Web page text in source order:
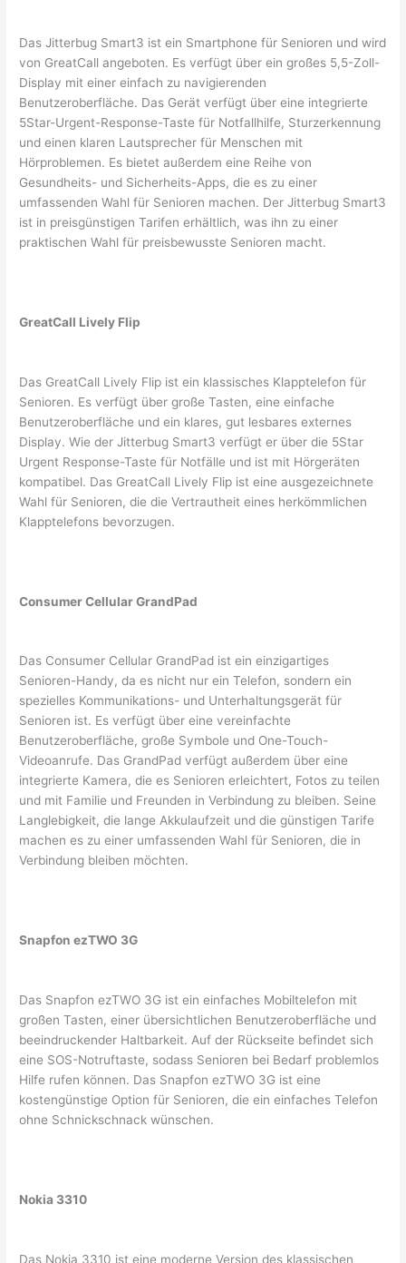
Das Jitterbug Smart3 ist ein Smartphone für Senioren und wird
von GreatCall angeboten. Es verfügt über ein großes 5,5-Zoll-
Display mit einer einfach zu navigierenden
Benutzeroberfläche. Das Gerät verfügt über eine integrierte
5Star-Urgent-Response-Taste für Notfallhilfe, Sturzerkennung
und einen klaren Lautsprecher für Menschen mit
Hörproblemen. Es bietet außerdem eine Reihe von
Gesundheits- und Sicherheits-Apps, die es zu einer
umfassenden Wahl für Senioren machen. Der Jitterbug Smart3
ist in preisgünstigen Tarifen erhältlich, was ihn zu einer
praktischen Wahl für preisbewusste Senioren macht.
GreatCall Lively Flip
Das GreatCall Lively Flip ist ein klassisches Klapptelefon für
Senioren. Es verfügt über große Tasten, eine einfache
Benutzeroberfläche und ein klares, gut lesbares externes
Display. Wie der Jitterbug Smart3 verfügt er über die 5Star
Urgent Response-Taste für Notfälle und ist mit Hörgeräten
kompatibel. Das GreatCall Lively Flip ist eine ausgezeichnete
Wahl für Senioren, die die Vertrautheit eines herkömmlichen
Klapptelefons bevorzugen.
Consumer Cellular GrandPad
Das Consumer Cellular GrandPad ist ein einzigartiges
Senioren-Handy, da es nicht nur ein Telefon, sondern ein
spezielles Kommunikations- und Unterhaltungsgerät für
Senioren ist. Es verfügt über eine vereinfachte
Benutzeroberfläche, große Symbole und One-Touch-
Videoanrufe. Das GrandPad verfügt außerdem über eine
integrierte Kamera, die es Senioren erleichtert, Fotos zu teilen
und mit Familie und Freunden in Verbindung zu bleiben. Seine
Langlebigkeit, die lange Akkulaufzeit und die günstigen Tarife
machen es zu einer umfassenden Wahl für Senioren, die in
Verbindung bleiben möchten.
Snapfon ezTWO 3G
Das Snapfon ezTWO 3G ist ein einfaches Mobiltelefon mit
großen Tasten, einer übersichtlichen Benutzeroberfläche und
beeindruckender Haltbarkeit. Auf der Rückseite befindet sich
eine SOS-Notruftaste, sodass Senioren bei Bedarf problemlos
Hilfe rufen können. Das Snapfon ezTWO 3G ist eine
kostengünstige Option für Senioren, die ein einfaches Telefon
ohne Schnickschnack wünschen.
Nokia 3310
Das Nokia 3310 ist eine moderne Version des klassischen